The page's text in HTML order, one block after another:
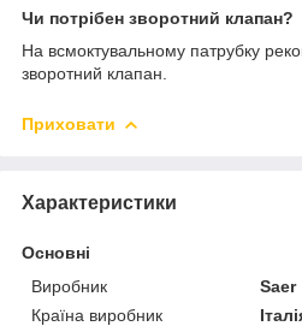
Чи потрібен зворотний клапан?
На всмоктувальному патрубку
зворотний клапан.
Приховати
Характеристики
Основні
Виробник
Saer
Країна виробник